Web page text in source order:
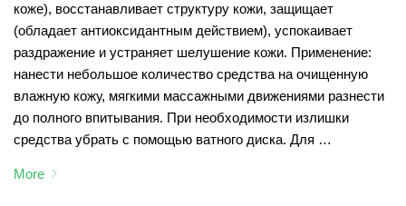
коже), восстанавливает структуру кожи, защищает
(обладает антиоксидантным действием), успокаивает
раздражение и устраняет шелушение кожи. Применение:
нанести небольшое количество средства на очищенную
влажную кожу, мягкими массажными движениями разнести
до полного впитывания. При необходимости излишки
средства убрать с помощью ватного диска. Для …
More